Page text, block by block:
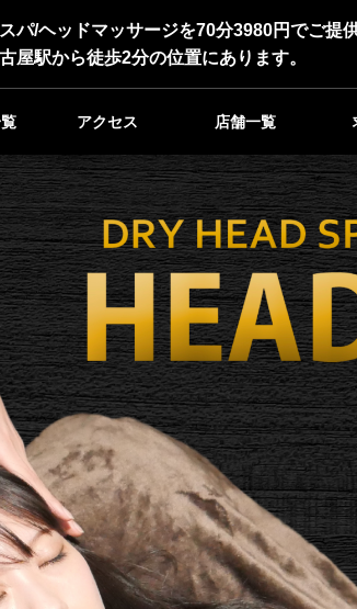
パ/ヘッドマッサージを70分3980円でご提
屋駅から徒歩2分の位置にあります。
アクセス 店舗一覧